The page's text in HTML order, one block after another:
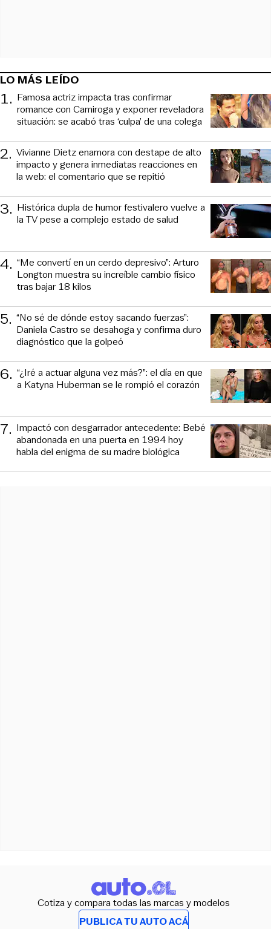
LO MÁS LEÍDO
1. Famosa actriz impacta tras confirmar
romance con Camiroga y exponer reveladora
situación: se acabó tras ‘culpa’ de una colega
2. Vivianne Dietz enamora con destape de alto
impacto y genera inmediatas reacciones en
la web: el comentario que se repitió
3. Histórica dupla de humor festivalero vuelve a
la TV pese a complejo estado de salud
4. “Me convertí en un cerdo depresivo”: Arturo
Longton muestra su increíble cambio físico
tras bajar 18 kilos
5. “No sé de dónde estoy sacando fuerzas”:
Daniela Castro se desahoga y confirma duro
diagnóstico que la golpeó
6. “¿Iré a actuar alguna vez más?”: el día en que
a Katyna Huberman se le rompió el corazón
7. Impactó con desgarrador antecedente: Bebé
abandonada en una puerta en 1994 hoy
habla del enigma de su madre biológica
Cotiza y compara todas las marcas y modelos
PUBLICA TU AUTO ACÁ